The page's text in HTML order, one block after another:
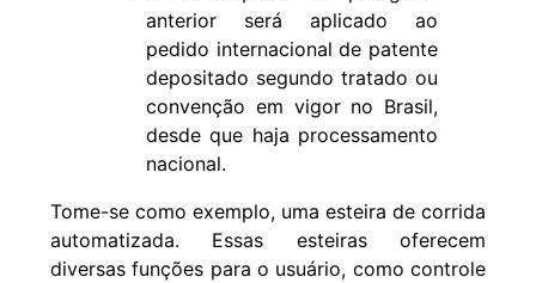
anterior será aplicado ao
pedido internacional de patente
depositado segundo tratado ou
convenção em vigor no Brasil,
desde que haja processamento
nacional.
Tome-se como exemplo, uma esteira de corrida
automatizada. Essas esteiras oferecem
diversas funções para o usuário, como controle